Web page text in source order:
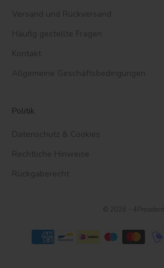
Versand und Rückversand
Häufig gestellte Fragen
Kontakt
Allgemeine Geschäftsbedingungen
Politik
Datenschutz & Cookies
Rechtliche Hinweise
Rückgaberecht
© 2026 - 4President